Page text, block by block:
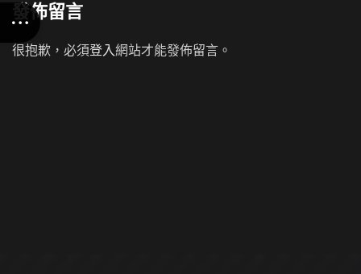
發佈留言
很抱歉，必須登入網站才能發佈留言。